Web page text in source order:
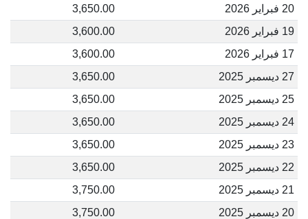
20 فبراير 2026
3,650.00
19 فبراير 2026
3,600.00
17 فبراير 2026
3,600.00
27 ديسمبر 2025
3,650.00
25 ديسمبر 2025
3,650.00
24 ديسمبر 2025
3,650.00
23 ديسمبر 2025
3,650.00
22 ديسمبر 2025
3,650.00
21 ديسمبر 2025
3,750.00
20 ديسمبر 2025
3,750.00